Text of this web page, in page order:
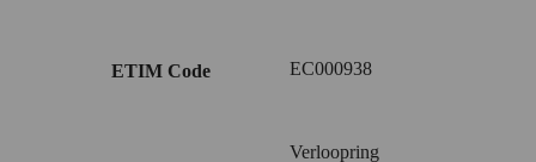
ETIM Code EC000938
Verloopring